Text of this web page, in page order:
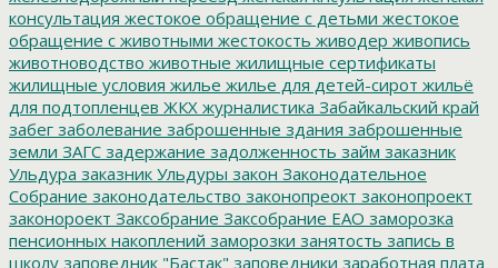
консультация жестокое обращение с детьми жестокое
обращение с животными жестокость живодер живопись
животноводство животные жилищные сертификаты
жилищные условия жилье жилье для детей-сирот жильё
для подтопленцев ЖКХ журналистика Забайкальский край
забег заболевание заброшенные здания заброшенные
земли ЗАГС задержание задолженность займ заказник
Ульдура заказник Ульдуры закон Законодательное
Собрание законодательство законопреокт законопроект
законороект Заксобрание Заксобрание ЕАО заморозка
пенсионных накоплений заморозки занятость запись в
школу заповедник "Бастак" заповедники заработная плата